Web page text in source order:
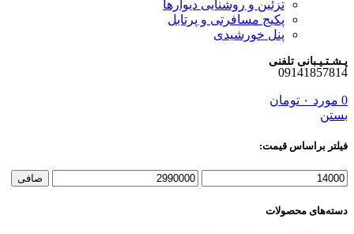
تزئین و روشنایی دیوارها
پکیج مسافرتی و پرتابل
پنل خورشیدی
پـشـتـیـبانی تلفنی
09141857814
0 مورد ۰ تومان
بستن
فیلتر براساس قیمت:
حداقل
حداكثر
صافی
دسته‌های محصولات